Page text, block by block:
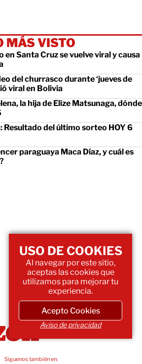
MÁS VISTO
en Santa Cruz se vuelve viral y causa
del churrasco durante ‘jueves de
viral en Bolivia
la hija de Elize Matsunaga, dónde
Resultado del último sorteo HOY 6
paraguaya Maca Díaz, y cuál es
Siguenos también en:
USO DE COOKIES
Al navegar por este sitio,
aceptas las cookies que
utilizamos para mejorar tu
experiencia.
Acepto Cookies
Aviso de privacidad